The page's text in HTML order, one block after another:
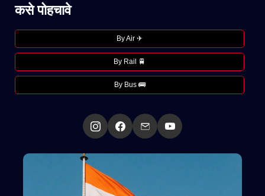
कसे पोहचावे
By Air ✈
By Rail 🚆
By Bus 🚌